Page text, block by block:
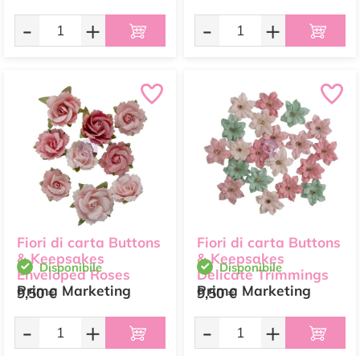
- + - +
Fiori di carta Buttons
& Keepsakes
Enveloped Roses
Prima Marketing
Disponibile
9,50 €
- +
Fiori di carta Buttons
& Keepsakes
Delicate Trimmings
Prima Marketing
Disponibile
9,50 €
- +